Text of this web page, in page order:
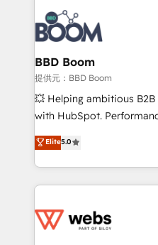
experts conseil - 150
cumulées
revenue. ⚙️ HubSpot Integration & Optimization •
Seamless CRM, CMS, and
Complex platform
Custom APIs and third-party
End Revenue
pipeline growth programs
and CRM optimization •
Execution • 750+
implementations • Deep
BBD Boom
提供元：BBD Boom
💥 Helping ambitious
with HubSpot.
BBD Boom is the
to HubSpot Better. We
solve all your HubSpot
adoption, sales process
the first time 🔧
Elite5.0